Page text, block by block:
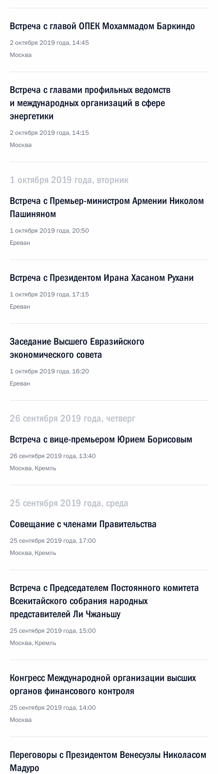
Встреча с главой ОПЕК Мохаммадом Баркиндо
2 октября 2019 года, 14:45
Москва
Встреча с главами профильных ведомств
и международных организаций в сфере
энергетики
2 октября 2019 года, 14:15
Москва
1 октября 2019 года, вторник
Встреча с Премьер-министром Армении Николом
Пашиняном
1 октября 2019 года, 20:50
Ереван
Встреча с Президентом Ирана Хасаном Рухани
1 октября 2019 года, 17:15
Ереван
Заседание Высшего Евразийского
экономического совета
1 октября 2019 года, 16:20
Ереван
26 сентября 2019 года, четверг
Встреча с вице-премьером Юрием Борисовым
26 сентября 2019 года, 13:40
Москва, Кремль
25 сентября 2019 года, среда
Совещание с членами Правительства
25 сентября 2019 года, 17:00
Москва, Кремль
Встреча с Председателем Постоянного комитета
Всекитайского собрания народных
представителей Ли Чжаньшу
25 сентября 2019 года, 15:00
Москва, Кремль
Конгресс Международной организации высших
органов финансового контроля
25 сентября 2019 года, 14:00
Москва
Переговоры с Президентом Венесуэлы Николасом
Мадуро